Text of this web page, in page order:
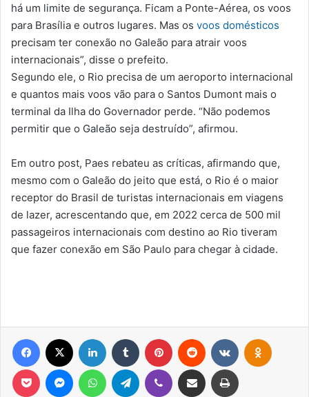
há um limite de segurança. Ficam a Ponte-Aérea, os voos
para Brasília e outros lugares. Mas os voos domésticos
precisam ter conexão no Galeão para atrair voos
internacionais”, disse o prefeito.
Segundo ele, o Rio precisa de um aeroporto internacional
e quantos mais voos vão para o Santos Dumont mais o
terminal da Ilha do Governador perde. “Não podemos
permitir que o Galeão seja destruído”, afirmou.
Em outro post, Paes rebateu as críticas, afirmando que,
mesmo com o Galeão do jeito que está, o Rio é o maior
receptor do Brasil de turistas internacionais em viagens
de lazer, acrescentando que, em 2022 cerca de 500 mil
passageiros internacionais com destino ao Rio tiveram
que fazer conexão em São Paulo para chegar à cidade.
Facebook Linkedin Tumblr Pinterest Reddit
Pocket MessengerWhatsAppTelegram Viber Compartilhar via e-mail Imprimir